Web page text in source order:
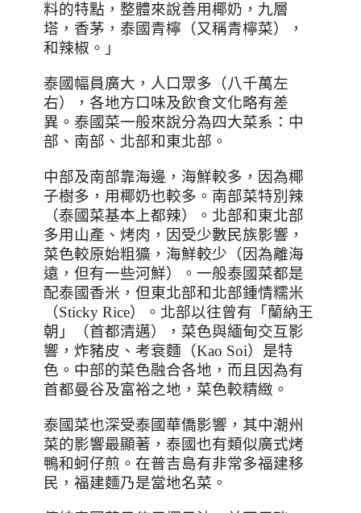
料的特點，整體來說善用椰奶，九層
塔，香茅，泰國青檸（又稱青檸菜），
和辣椒。」
泰國幅員廣大，人口眾多（八千萬左
右），各地方口味及飲食文化略有差
異。泰國菜一般來說分為四大菜系：中
部、南部、北部和東北部。
中部及南部靠海邊，海鮮較多，因為椰
子樹多，用椰奶也較多。南部菜特別辣
（泰國菜基本上都辣）。北部和東北部
多用山產、烤肉，因受少數民族影響，
菜色較原始粗獷，海鮮較少（因為離海
遠，但有一些河鮮）。一般泰國菜都是
配泰國香米，但東北部和北部鍾情糯米
（Sticky Rice）。北部以往曾有「蘭納王
朝」（首都清邁），菜色與緬甸交互影
響，炸豬皮、考衰麵（Kao Soi）是特
色。中部的菜色融合各地，而且因為有
首都曼谷及富裕之地，菜色較精緻。
泰國菜也深受泰國華僑影響，其中潮州
菜的影響最顯著，泰國也有類似廣式烤
鴨和蚵仔煎。在普吉島有非常多福建移
民，福建麵乃是當地名菜。